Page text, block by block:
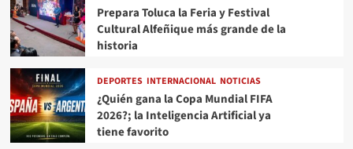
Prepara Toluca la Feria y Festival
Cultural Alfeñique más grande de la
historia
DEPORTES INTERNACIONAL NOTICIAS
¿Quién gana la Copa Mundial FIFA
2026?; la Inteligencia Artificial ya
tiene favorito